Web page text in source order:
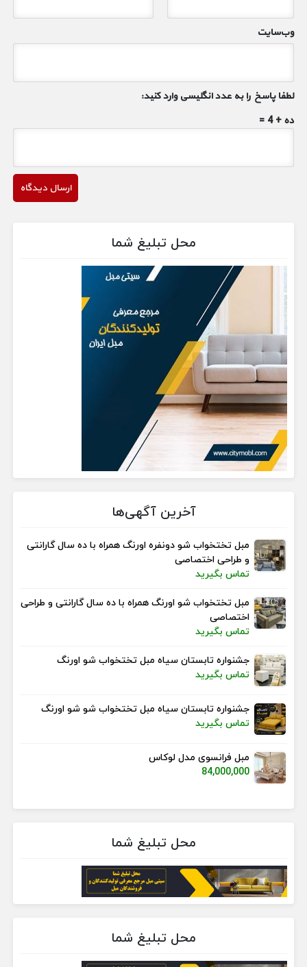
وب‌سایت
لطفا پاسخ را به عدد انگلیسی وارد کنید:
ده + 4 =
محل تبلیغ شما
آخرین آگهی‌ها
مبل تختخواب شو دونفره اورنگ همراه با ده سال گارانتی
و طراحی اختصاصی
تماس بگیرید
مبل تختخواب شو اورنگ همراه با ده سال گارانتی و طراحی
اختصاصی
تماس بگیرید
جشنواره تابستان سیاه مبل تختخواب شو اورنگ
تماس بگیرید
جشنواره تابستان سیاه مبل تختخواب شو شو اورنگ
تماس بگیرید
مبل فرانسوی مدل لوکاس
84,000,000
محل تبلیغ شما
محل تبلیغ شما